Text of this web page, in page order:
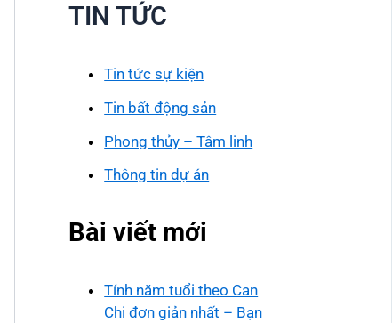
TIN TỨC
Tin tức sự kiện
Tin bất động sản
Phong thủy – Tâm linh
Thông tin dự án
Bài viết mới
Tính năm tuổi theo Can
Chi đơn giản nhất – Bạn